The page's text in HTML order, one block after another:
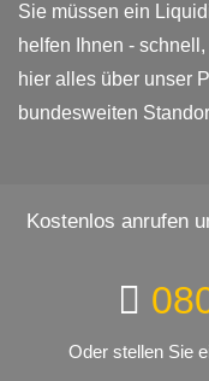
Sie müssen ein
helfen Ihnen -
hier alles über unser
bundesweiten
Kostenlos anrufen
Oder stellen Sie